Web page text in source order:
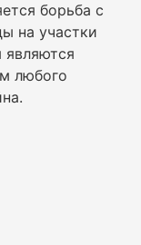
борьба с
на участки
являются
любого